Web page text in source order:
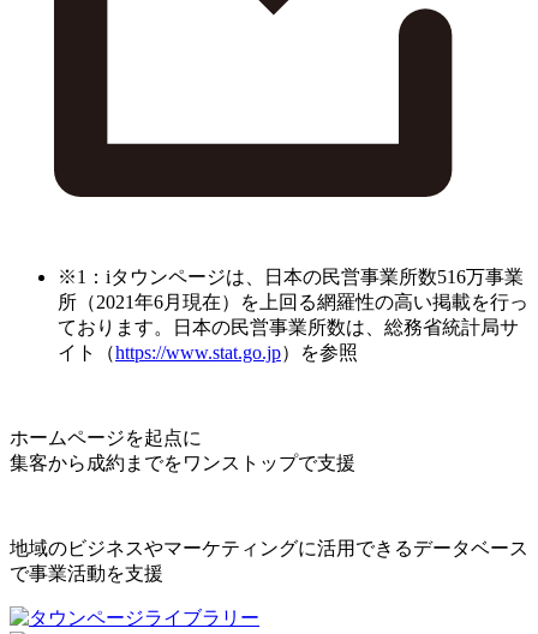
※1：iタウンページは、日本の民営事業所数516万事業
所（2021年6月現在）を上回る網羅性の高い掲載を行っ
ております。日本の民営事業所数は、総務省統計局サ
イト（https://www.stat.go.jp）を参照
ホームページを起点に
集客から成約までをワンストップで支援
地域のビジネスやマーケティングに活用できるデータベース
で事業活動を支援